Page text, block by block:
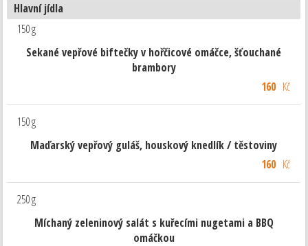
Hlavní jídla
150 g
Sekané vepřové biftečky v hořčicové omáčce, šťouchané
brambory
160Kč
150 g
Maďarský vepřový guláš, houskový knedlík / těstoviny
160Kč
250 g
Míchaný zeleninový salát s kuřecími nugetami a BBQ
omáčkou